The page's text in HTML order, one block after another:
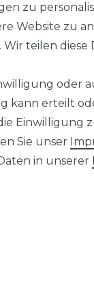
zu
Website zu
teilen
oder
kann erteilt
Einwilligung
Sie unser
in unserer